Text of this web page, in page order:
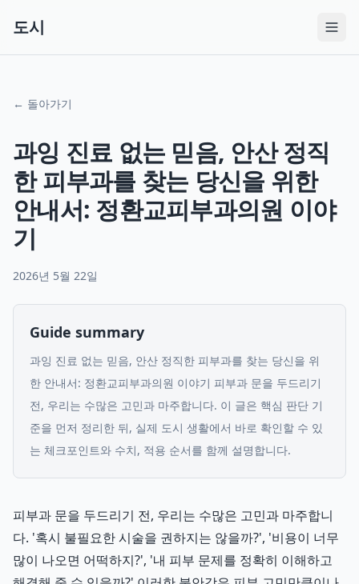
도시
← 돌아가기
과잉 진료 없는 믿음, 안산 정직
한 피부과를 찾는 당신을 위한
안내서: 정환교피부과의원 이야
기
2026년 5월 22일
Guide summary
과잉 진료 없는 믿음, 안산 정직한 피부과를 찾는 당신을 위
한 안내서: 정환교피부과의원 이야기 피부과 문을 두드리기
전, 우리는 수많은 고민과 마주합니다. 이 글은 핵심 판단 기
준을 먼저 정리한 뒤, 실제 도시 생활에서 바로 확인할 수 있
는 체크포인트와 수치, 적용 순서를 함께 설명합니다.
피부과 문을 두드리기 전, 우리는 수많은 고민과 마주합니
다. '혹시 불필요한 시술을 권하지는 않을까?', '비용이 너무
많이 나오면 어떡하지?', '내 피부 문제를 정확히 이해하고